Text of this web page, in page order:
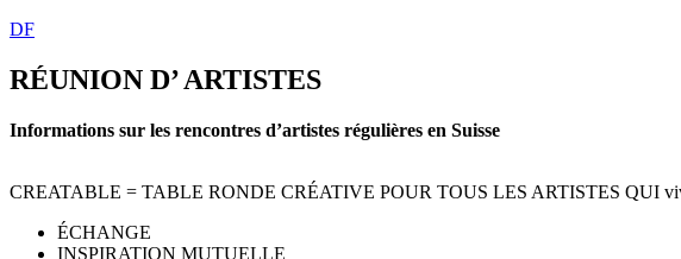
DF
RÉUNION D’ ARTISTES
Informations sur les rencontres d’artistes régulières en Suisse
CREATABLE = TABLE RONDE CRÉATIVE POUR TOUS LES ARTISTES QUI
ÉCHANGE
INSPIRATION MUTUELLE